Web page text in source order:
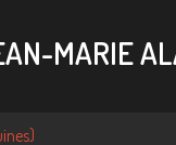
MARIE